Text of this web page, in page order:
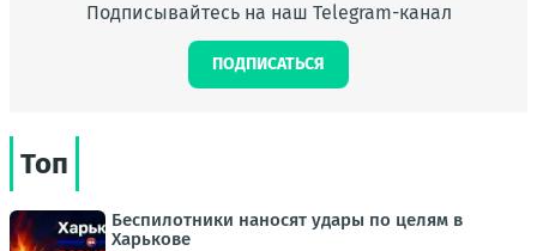
Подписывайтесь на наш Telegram-канал
ПОДПИСАТЬСЯ
Топ
Беспилотники наносят удары по целям в
Харькове